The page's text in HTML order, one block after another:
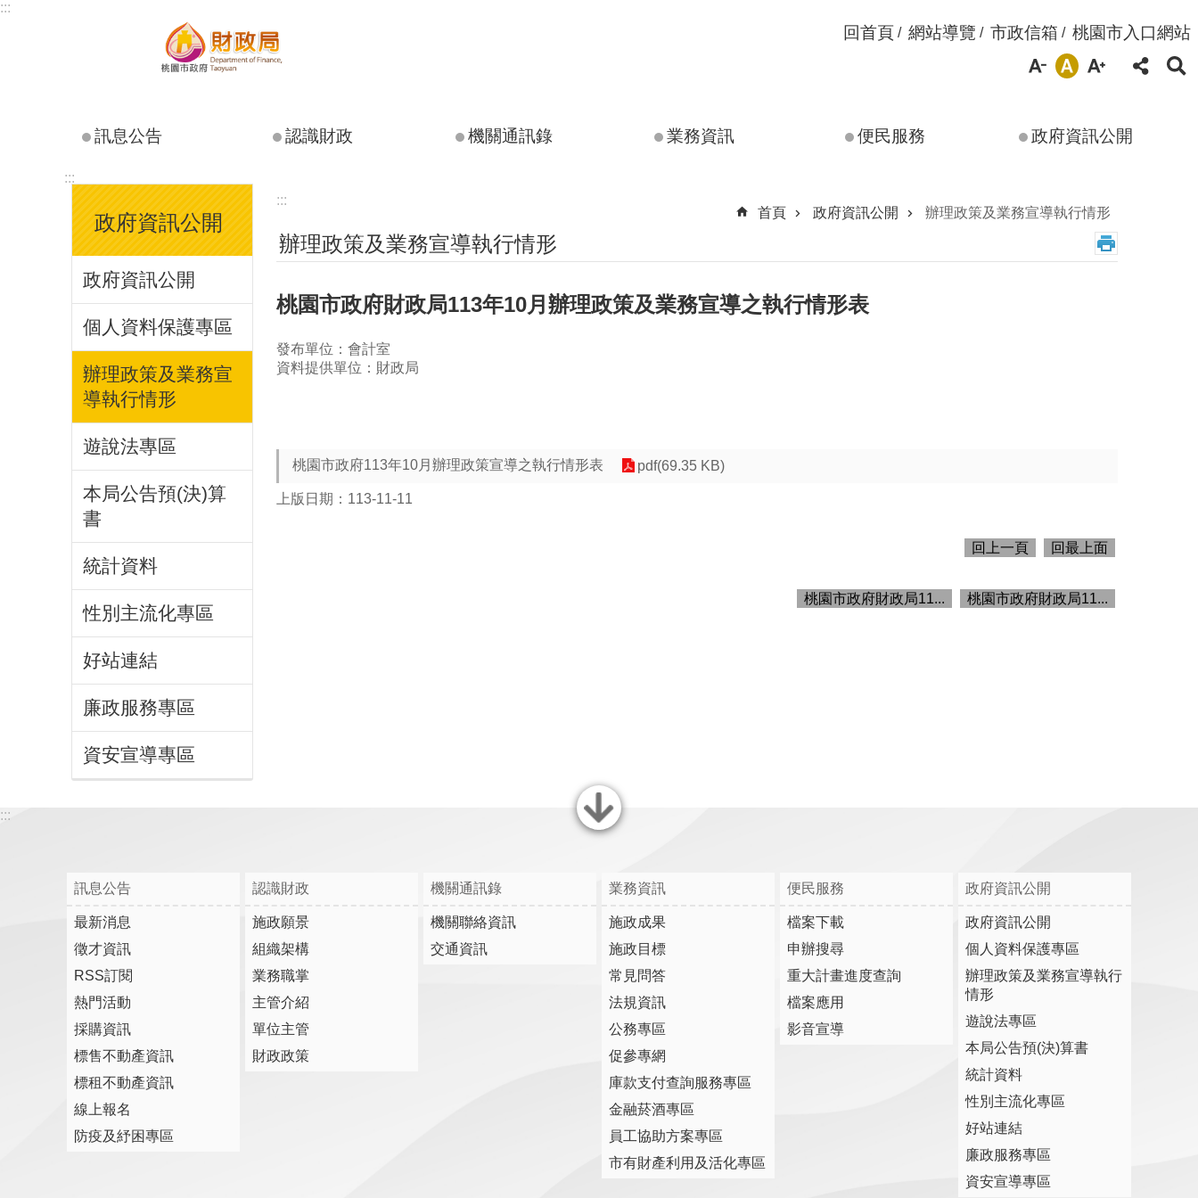
跳到主要內容區塊
:::
回首頁 網站導覽 市政信箱 桃園市入口網站
訊息公告 認識財政 機關通訊錄 業務資訊 便民服務 政府資訊公開
:::
政府資訊公開
政府資訊公開
個人資料保護專區
辦理政策及業務宣
導執行情形
遊說法專區
本局公告預(決)算
書
統計資料
性別主流化專區
好站連結
廉政服務專區
資安宣導專區
:::
首頁
政府資訊公開 辦理政策及業務宣導執行情形
辦理政策及業務宣導執行情形
桃園市政府財政局113年10月辦理政策及業務宣導之執行情形表
發布單位：會計室
資料提供單位：財政局
桃園市政府113年10月辦理政策宣導之執行情形表 pdf(69.35 KB)
上版日期：113-11-11
回上一頁 回最上面
桃園市政府財政局11... 桃園市政府財政局11...
關閉
:::
訊息公告
最新消息
徵才資訊
RSS訂閱
熱門活動
採購資訊
標售不動產資訊
標租不動產資訊
線上報名
防疫及紓困專區
認識財政
施政願景
組織架構
業務職掌
主管介紹
單位主管
財政政策
機關通訊錄
機關聯絡資訊
交通資訊
業務資訊
施政成果
施政目標
常見問答
法規資訊
公務專區
促參專網
庫款支付查詢服務專區
金融菸酒專區
員工協助方案專區
市有財產利用及活化專區
便民服務
檔案下載
申辦搜尋
重大計畫進度查詢
檔案應用
影音宣導
政府資訊公開
政府資訊公開
個人資料保護專區
辦理政策及業務宣導執行
情形
遊說法專區
本局公告預(決)算書
統計資料
性別主流化專區
好站連結
廉政服務專區
資安宣導專區